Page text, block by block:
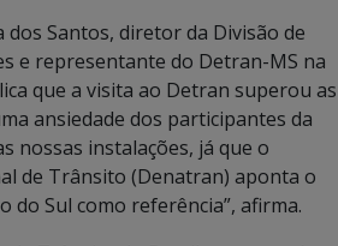
dos Santos, diretor da Divisão de
e representante do Detran-MS na
que a visita ao Detran superou as
ansiedade dos participantes da
nossas instalações, já que o
de Trânsito (Denatran) aponta o
do Sul como referência”, afirma.